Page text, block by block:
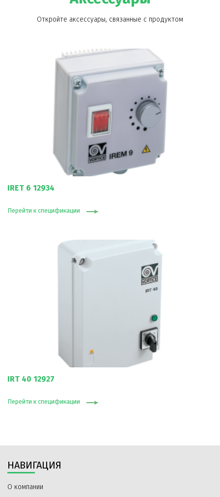
Откройте аксессуары, связанные с продуктом
IRET 6 12934
Перейти к спецификации
IRT 40 12927
Перейти к спецификации
НАВИГАЦИЯ
О компании